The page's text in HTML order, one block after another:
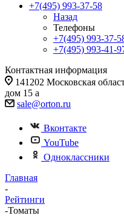
+7(495) 993-37-58
Назад
Телефоны
+7(495) 993-37-
+7(495) 993-41-
Контактная информация
141202 Московская
дом 15 а
sale@orton.ru
Вконтакте
YouTube
Одноклассники
Главная
-
Рейтинги
-Томаты